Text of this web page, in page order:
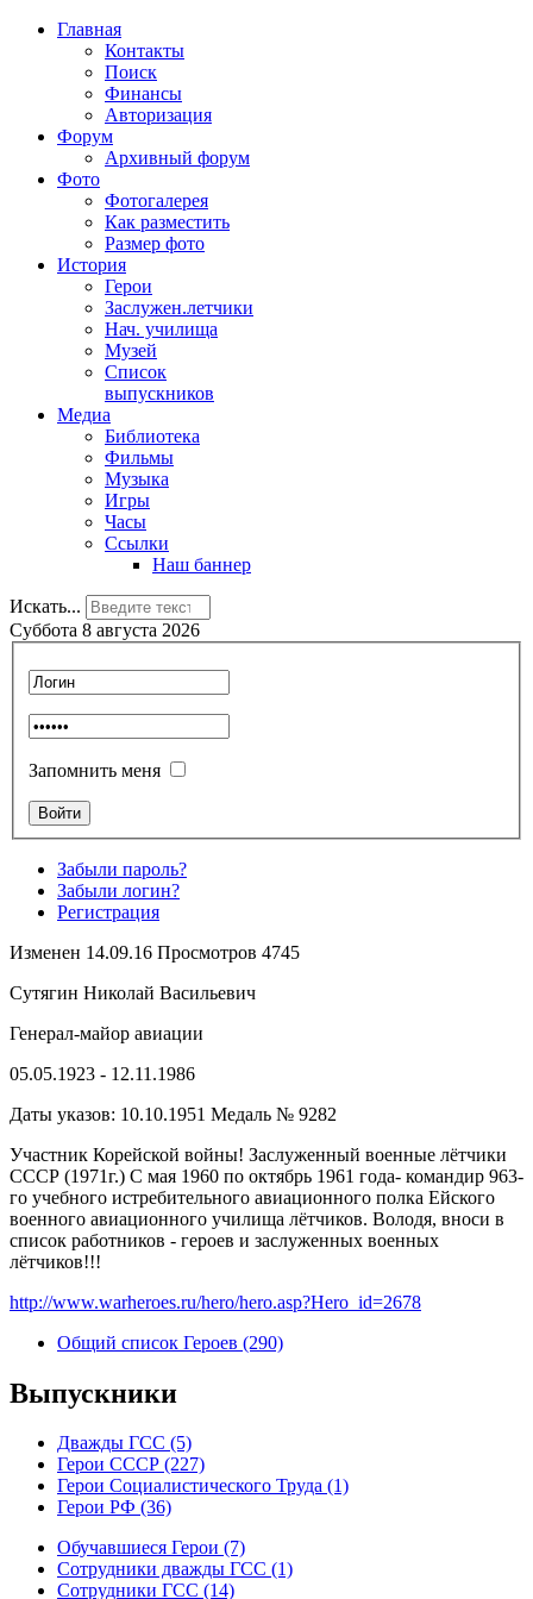
Главная
Контакты
Поиск
Финансы
Авторизация
Форум
Архивный форум
Фото
Фотогалерея
Как разместить
Размер фото
История
Герои
Заслужен.летчики
Нач. училища
Музей
Список
выпускников
Медиа
Библиотека
Фильмы
Музыка
Игры
Часы
Ссылки
Наш баннер
Искать...
Суббота 8 августа 2026
Запомнить меня
Забыли пароль?
Забыли логин?
Регистрация
Изменен 14.09.16 Просмотров 4745
Сутягин Николай Васильевич
Генерал-майор авиации
05.05.1923 - 12.11.1986
Даты указов: 10.10.1951 Медаль № 9282
Участник Корейской войны! Заслуженный военные лётчики
СССР (1971г.) С мая 1960 по октябрь 1961 года- командир 963-
го учебного истребительного авиационного полка Ейского
военного авиационного училища лётчиков. Володя, вноси в
список работников - героев и заслуженных военных
лётчиков!!!
http://www.warheroes.ru/hero/hero.asp?Hero_id=2678
Общий список Героев (290)
Выпускники
Дважды ГСС (5)
Герои СССР (227)
Герои Социалистического Труда (1)
Герои РФ (36)
Обучавшиеся Герои (7)
Сотрудники дважды ГСС (1)
Сотрудники ГСС (14)